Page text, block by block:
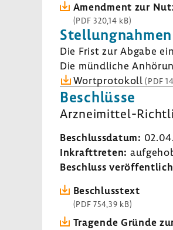
Amend­ment zur
(PDF 320,14 kB)
Stel­lung­nahmen
Die Frist zur Abgabe
Die münd­liche
Wort­pro­to­koll (PDF
Beschlüsse
Arzneimittel-​​​​
Beschluss­datum:
Inkraft­treten:
Beschluss
Beschluss­text
(PDF 754,39 kB)
Tragende Gründe